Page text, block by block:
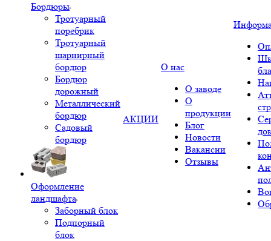
Бордюры
Тротуарный
поребрик
Тротуарный
шарнирный
бордюр
Бордюр
дорожный
Металлический
бордюр
Садовый
бордюр
Оформление
ландшафта
Заборный блок
Подпорный
блок
АКЦИИ
О нас
О заводе
О
продукции
Блог
Новости
Вакансии
Отзывы